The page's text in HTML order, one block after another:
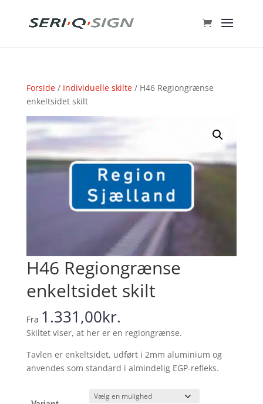
Forside/ Individuelle skilte/ H46 Regiongrænse
enkeltsidet skilt
H46 Regiongrænse
enkeltsidet skilt
Fra 1.331,00kr.
Skiltet viser, at her er en regiongrænse.
Tavlen er enkeltsidet, udført i 2mm aluminium og
anvendes som standard i almindelig EGP-refleks.